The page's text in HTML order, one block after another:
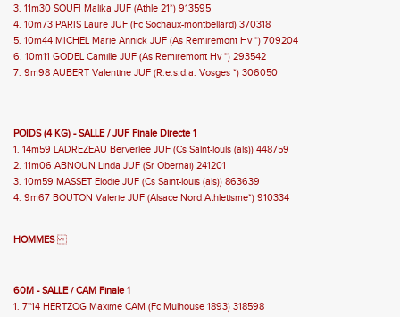
3. 11m30 SOUFI Malika JUF (Athle 21*) 913595
4. 10m73 PARIS Laure JUF (Fc Sochaux-montbeliard) 370318
5. 10m44 MICHEL Marie Annick JUF (As Remiremont Hv *) 709204
6. 10m11 GODEL Camille JUF (As Remiremont Hv *) 293542
7. 9m98 AUBERT Valentine JUF (R.e.s.d.a. Vosges *) 306050
POIDS (4 KG) - SALLE / JUF Finale Directe 1
1. 14m59 LADREZEAU Berverlee JUF (Cs Saint-louis (als)) 448759
2. 11m06 ABNOUN Linda JUF (Sr Obernai) 241201
3. 10m59 MASSET Elodie JUF (Cs Saint-louis (als)) 863639
4. 9m67 BOUTON Valerie JUF (Alsace Nord Athletisme*) 910334
HOMMES
60M - SALLE / CAM Finale 1
1. 7''14 HERTZOG Maxime CAM (Fc Mulhouse 1893) 318598